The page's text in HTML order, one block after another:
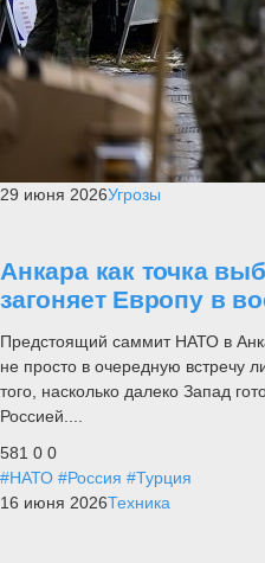
29 июня 2026Угрозы
Анкара как точка
загоняет Европу в
Предстоящий саммит НАТО в
не просто в очередную встречу
того, насколько далеко Запад
Россией....
581 0 0
#НАТО #Россия #Турция
16 июня 2026Техника